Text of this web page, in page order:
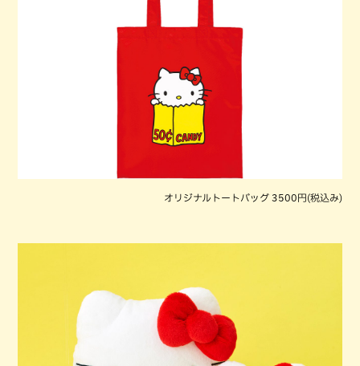
オリジナルトートバッグ 3500円(税込み)